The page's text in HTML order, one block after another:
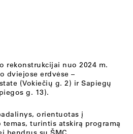
rekonstrukcijai nuo 2024 m.
dviejose erdvėse –
(Vokiečių g. 2) ir Sapiegų
g. 13).
orientuotas į
turintis atskirą programą